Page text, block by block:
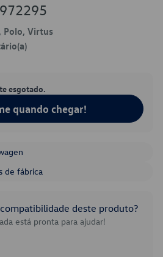
Polo, Virtus
esgotado.
quando chegar!
de fábrica
deste produto?
está pronta para ajudar!